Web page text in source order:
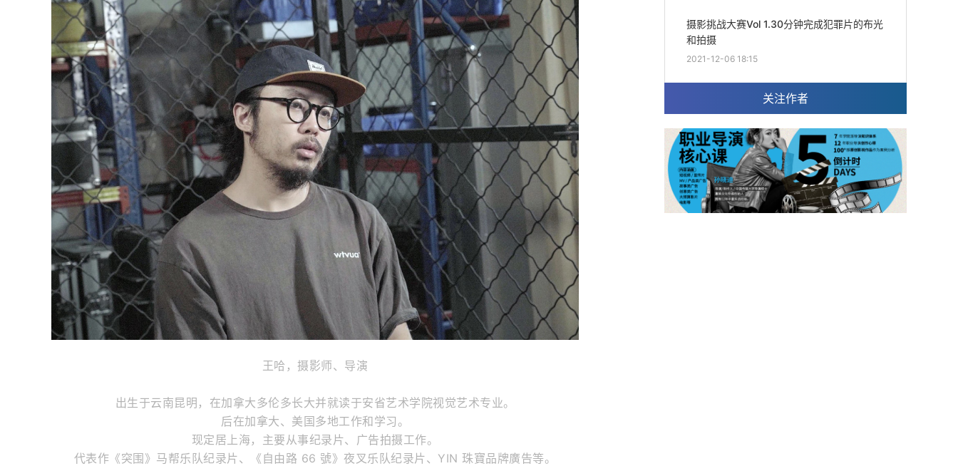
王哈，摄影师、导演
出生于云南昆明，在加拿大多伦多⻓大并就读于安省艺术学院视觉艺术专业。
后在加拿大、美国多地工作和学习。
现定居上海，主要从事纪录片、广告拍摄工作。
代表作《突围》马帮乐队纪录片、《自由路 66 號》夜叉乐队纪录片、YIN 珠寶品牌廣告等。
摄影挑战大赛Vol 1.30分钟完成犯罪片的布光
和拍摄
2021-12-06 18:15
关注作者